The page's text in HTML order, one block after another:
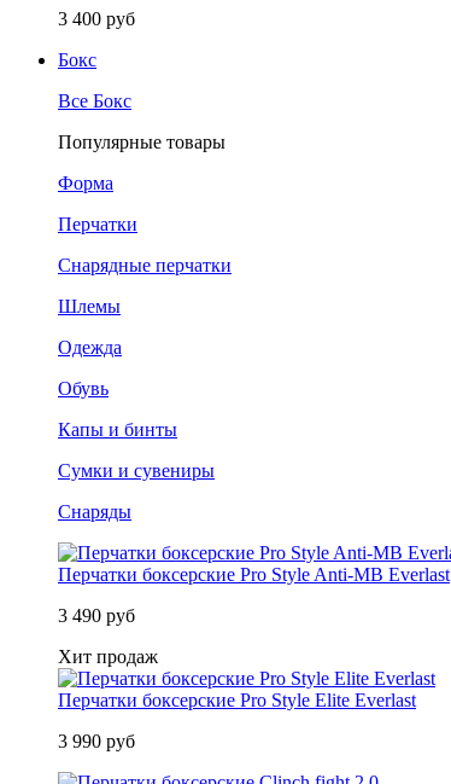
3 400 руб
Бокс
Все Бокс
Популярные товары
Форма
Перчатки
Снарядные перчатки
Шлемы
Одежда
Обувь
Капы и бинты
Сумки и сувениры
Снаряды
Перчатки боксерские Pro Style Anti-MB Everlast
3 490 руб
Хит продаж
Перчатки боксерские Pro Style Elite Everlast
3 990 руб